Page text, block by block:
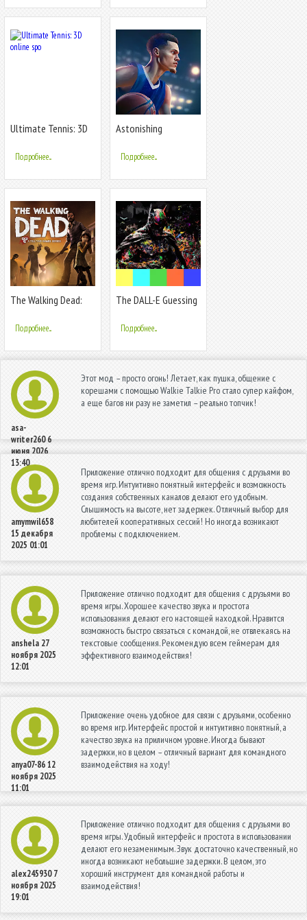
Ultimate Tennis: 3D
Подробнее...
Astonishing
Подробнее...
The Walking Dead:
Подробнее...
The DALL-E Guessing
Подробнее...
asa-
writer260 6
июня 2026
13:40
Этот мод – просто огонь! Летает, как пушка, общение с
корешами с помощью Walkie Talkie Pro стало супер кайфом,
а еще багов ни разу не заметил – реально топчик!
amymwil658
15 декабря
2025 01:01
Приложение отлично подходит для общения с друзьями во
время игр. Интуитивно понятный интерфейс и возможность
создания собственных каналов делают его удобным.
Слышимость на высоте, нет задержек. Отличный выбор для
любителей кооперативных сессий! Но иногда возникают
проблемы с подключением.
anshela 27
ноября 2025
12:01
Приложение отлично подходит для общения с друзьями во
время игры. Хорошее качество звука и простота
использования делают его настоящей находкой. Нравится
возможность быстро связаться с командой, не отвлекаясь на
текстовые сообщения. Рекомендую всем геймерам для
эффективного взаимодействия!
anya07-8612
ноября 2025
11:01
Приложение очень удобное для связи с друзьями, особенно
во время игр. Интерфейс простой и интуитивно понятный, а
качество звука на приличном уровне. Иногда бывают
задержки, но в целом – отличный вариант для командного
взаимодействия на ходу!
alex245930 7
ноября 2025
19:01
Приложение отлично подходит для общения с друзьями во
время игры. Удобный интерфейс и простота в использовании
делают его незаменимым. Звук достаточно качественный, но
иногда возникают небольшие задержки. В целом, это
хороший инструмент для командной работы и
взаимодействия!